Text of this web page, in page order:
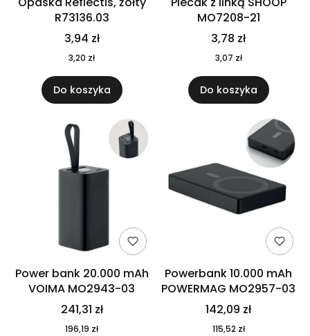
R73136.03
3,94 zł
3,20 zł
Do koszyka
MO7208-21
3,78 zł
3,07 zł
Do koszyka
Power bank 20.000 mAh
VOIMA MO2943-03
241,31 zł
196,19 zł
Powerbank 10.000 mAh
POWERMAG MO2957-03
142,09 zł
115,52 zł